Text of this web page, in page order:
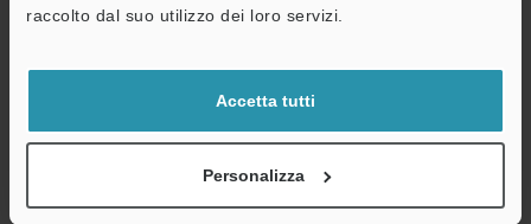
raccolto dal suo utilizzo dei loro servizi.
Accetta tutti
Personalizza
Download istantaneo della documentazione